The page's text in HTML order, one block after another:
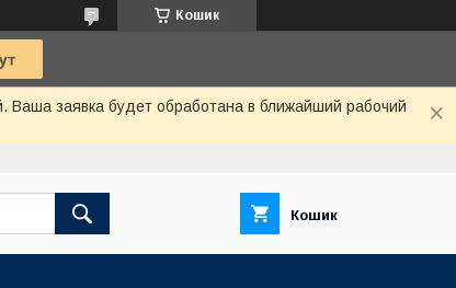
Кошик
Ваша заявка будет обработана в ближайший рабочий
Кошик